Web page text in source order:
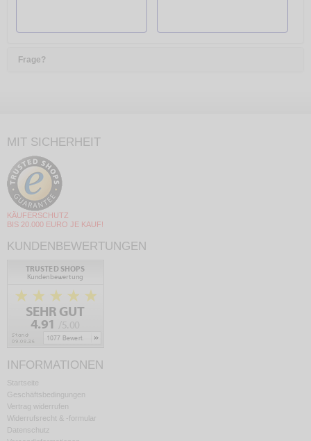
Frage?
MIT SICHERHEIT
KÄUFERSCHUTZ
BIS 20.000 EURO JE KAUF!
KUNDENBEWERTUNGEN
INFORMATIONEN
Startseite
Geschäftsbedingungen
Vertrag widerrufen
Widerrufsrecht & -formular
Datenschutz